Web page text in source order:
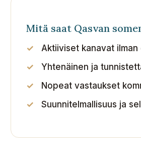
Mitä saat Qasvan
Aktiiviset kanavat
Yhtenäinen ja
Nopeat vastaukset
Suunnitelmallisuus ja